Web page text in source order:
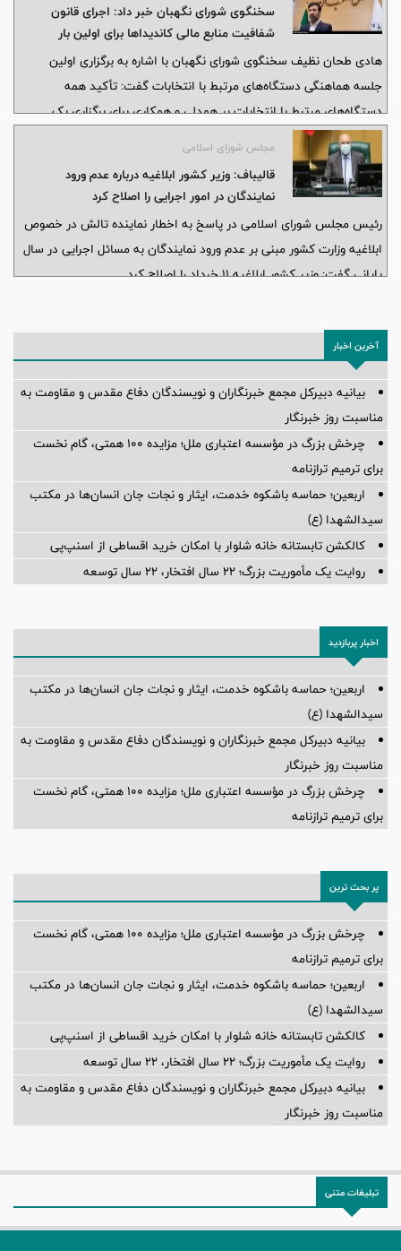
سخنگوی شورای نگهبان خبر داد: اجرای قانون
شفافیت منابع مالی کاندیداها برای اولین بار
هادی طحان نظیف سخنگوی شورای نگهبان با اشاره به برگزاری اولین
جلسه هماهنگی دستگاه‌های مرتبط با انتخابات گفت: تأکید همه
دستگاه‌های مرتبط با انتخابات بر همدلی و همکاری برای برگزاری یک
انتخابات خوب، سالم و بر مدار قانون است.
مجلس شورای اسلامی
قالیباف: وزیر کشور ابلاغیه درباره عدم ورود
نمایندگان در امور اجرایی را اصلاح کرد
رئیس مجلس شورای اسلامی در پاسخ به اخطار نماینده تالش در خصوص
ابلاغیه وزارت کشور مبنی بر عدم ورود نمایندگان به مسائل اجرایی در سال
پایانی گفت: وزیر کشور ابلاغیه ۱۱ خرداد را اصلاح کرد.
آخرین اخبار
بیانیه دبیرکل مجمع خبرنگاران و نویسندگان دفاع مقدس و مقاومت به
مناسبت روز خبرنگار
چرخش بزرگ در مؤسسه اعتباری ملل؛ مزایده ۱۰۰ همتی، گام نخست
برای ترمیم ترازنامه
اربعین؛ حماسه باشکوه خدمت، ایثار و نجات جان انسان‌ها در مکتب
سیدالشهدا (ع)
کالکشن تابستانه خانه شلوار با امکان خرید اقساطی از اسنپ‌پی
روایت یک مأموریت بزرگ؛ ۲۲ سال افتخار، ۲۲ سال توسعه
اخبار پربازدید
اربعین؛ حماسه باشکوه خدمت، ایثار و نجات جان انسان‌ها در مکتب
سیدالشهدا (ع)
بیانیه دبیرکل مجمع خبرنگاران و نویسندگان دفاع مقدس و مقاومت به
مناسبت روز خبرنگار
چرخش بزرگ در مؤسسه اعتباری ملل؛ مزایده ۱۰۰ همتی، گام نخست
برای ترمیم ترازنامه
پر بحث ترین
چرخش بزرگ در مؤسسه اعتباری ملل؛ مزایده ۱۰۰ همتی، گام نخست
برای ترمیم ترازنامه
اربعین؛ حماسه باشکوه خدمت، ایثار و نجات جان انسان‌ها در مکتب
سیدالشهدا (ع)
کالکشن تابستانه خانه شلوار با امکان خرید اقساطی از اسنپ‌پی
روایت یک مأموریت بزرگ؛ ۲۲ سال افتخار، ۲۲ سال توسعه
بیانیه دبیرکل مجمع خبرنگاران و نویسندگان دفاع مقدس و مقاومت به
مناسبت روز خبرنگار
تبلیغات متنی